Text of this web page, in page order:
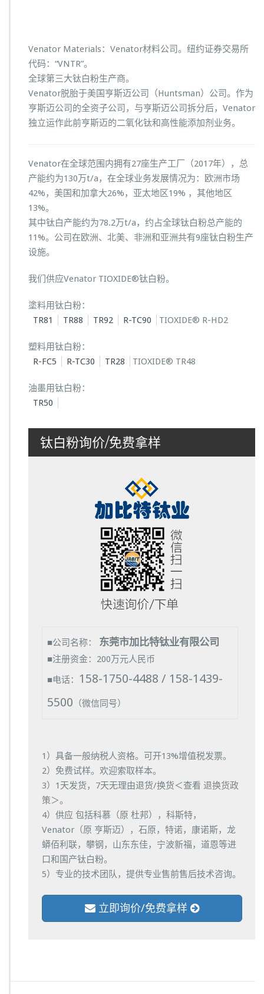
Venator Materials：Venator材料公司。纽约证券交易所
代码：“VNTR”。
全球第三大钛白粉生产商。
Venator脱胎于美国亨斯迈公司（Huntsman）公司。作为
亨斯迈公司的全资子公司，与亨斯迈公司拆分后，Venator
独立运作此前亨斯迈的二氧化钛和高性能添加剂业务。
Venator在全球范围内拥有27座生产工厂（2017年），总
产能约为130万t/a，在全球业务发展情况为：欧洲市场
42%，美国和加拿大26%，亚太地区19% ，其他地区
13%。
其中钛白产能约为78.2万t/a，约占全球钛白粉总产能的
11%。公司在欧洲、北美、非洲和亚洲共有9座钛白粉生产
设施。
我们供应Venator TIOXIDE®钛白粉。
塗料用钛白粉：
TR81
TR88 TR92 R-TC90 TIOXIDE® R-HD2
塑料用钛白粉：
R-FC5
R-TC30 TR28 TIOXIDE® TR48
油墨用钛白粉：
TR50
钛白粉询价/免费拿样
■公司名称： 东莞市加比特钛业有限公司
■注册资金：200万元人民币
■电话：
158-1750-4488 / 158-1439-
5500 （微信同号）
1）具备一般纳税人资格。可开13%增值税发票。
2）免费试样。欢迎索取样本。
3）1天发货，7天无理由退货/换货＜查看 退换货政
策＞。
4）供应 包括科慕（原 杜邦），科斯特，
Venator（原 亨斯迈），石原，特诺，康诺斯，龙
蟒佰利联，攀钢，山东东佳，宁波新福，道恩等进
口和国产钛白粉。
5）专业的技术团队，提供专业售前售后技术咨询。
立即询价/免费拿样